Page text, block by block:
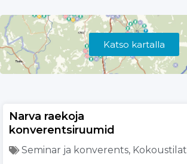
Katso kartalla
Narva raekoja
konverentsiruumid
Seminar ja konverents, Kokoustilat